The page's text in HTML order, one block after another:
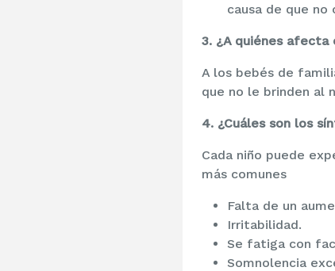
causa de que
3. ¿A quiénes
A los bebés de
que no le brinden al
4. ¿Cuáles son los
Cada niño puede
más comunes
Falta de un
Irritabilidad.
Se fatiga con
Somnolencia